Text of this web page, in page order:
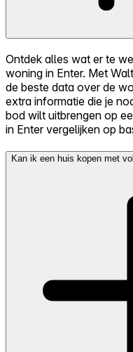
Ontdek alles wat er te
woning in Enter. Met
de beste data over de
extra informatie die je
bod wilt uitbrengen op
in Enter vergelijken op
Kan ik een huis kopen met